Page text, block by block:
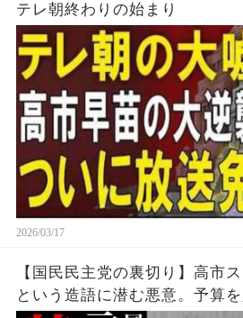
テレ朝終わりの始まり
2026/03/17
【国民民主党の裏切り】高市
という造語に潜む悪意。予算